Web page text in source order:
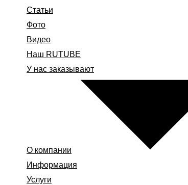
Статьи
Фото
Видео
Наш RUTUBE
У нас заказывают
О компании
Информация
Услуги